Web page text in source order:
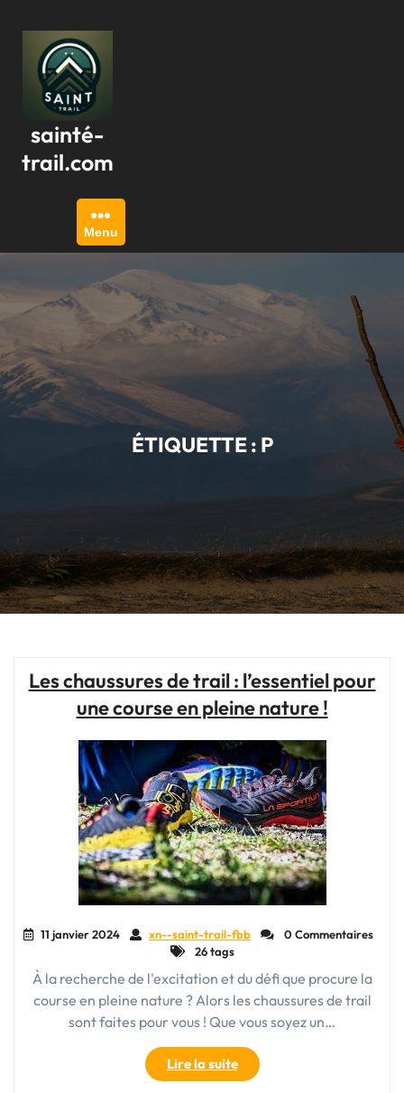
contenu
sainté-
trail.com
Menu
ÉTIQUETTE : P
Les chaussures de trail : l’essentiel pour
une course en pleine nature !
11 janvier 2024 xn--saint-trail-fbb
0 Commentaires
26 tags
À la recherche de l'excitation et du défi que procure la
course en pleine nature ? Alors les chaussures de trail
sont faites pour vous ! Que vous soyez un…
Lire la suite"Les
chaussures